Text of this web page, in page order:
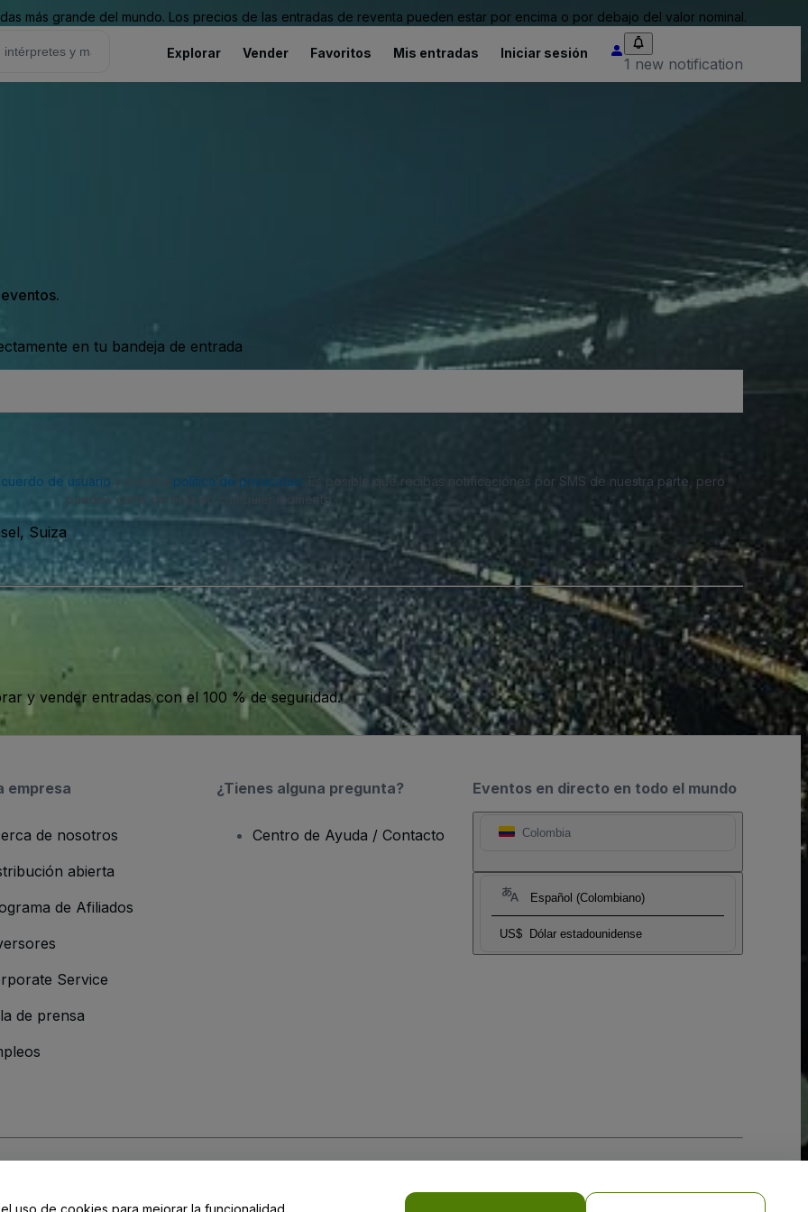
más grande del mundo. Los precios de las entradas de reventa pueden estar por encima o por debajo del valor nominal.
Explorar Vender Favoritos Mis entradas Iniciar sesión
1 new notification
en tu bandeja de entrada
de usuario política de privacidad . Es posible que recibas notificaciones por SMS de nuestra parte, pero
puedes darte de baja en cualquier momento.
Suiza
y vender entradas con el 100 % de seguridad.
Eventos en directo en todo el mundo
Colombia
Español (Colombiano)
US$ Dólar estadounidense
empresa
de nosotros
abierta
de Afiliados
Service
de prensa
¿Tienes alguna pregunta?
Centro de Ayuda / Contacto
y de laPolítica de Privacidad para Móviles
uso de cookies para mejorar la funcionalidad